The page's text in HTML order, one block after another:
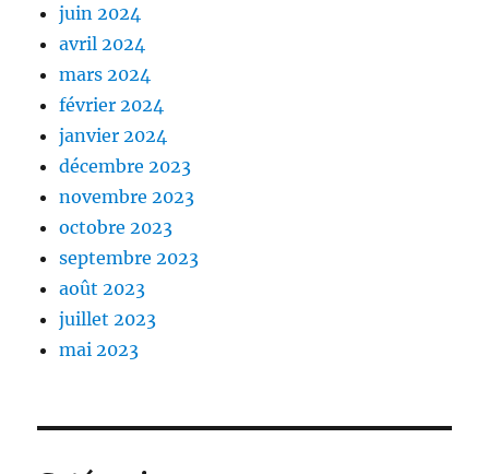
juin 2024
avril 2024
mars 2024
février 2024
janvier 2024
décembre 2023
novembre 2023
octobre 2023
septembre 2023
août 2023
juillet 2023
mai 2023